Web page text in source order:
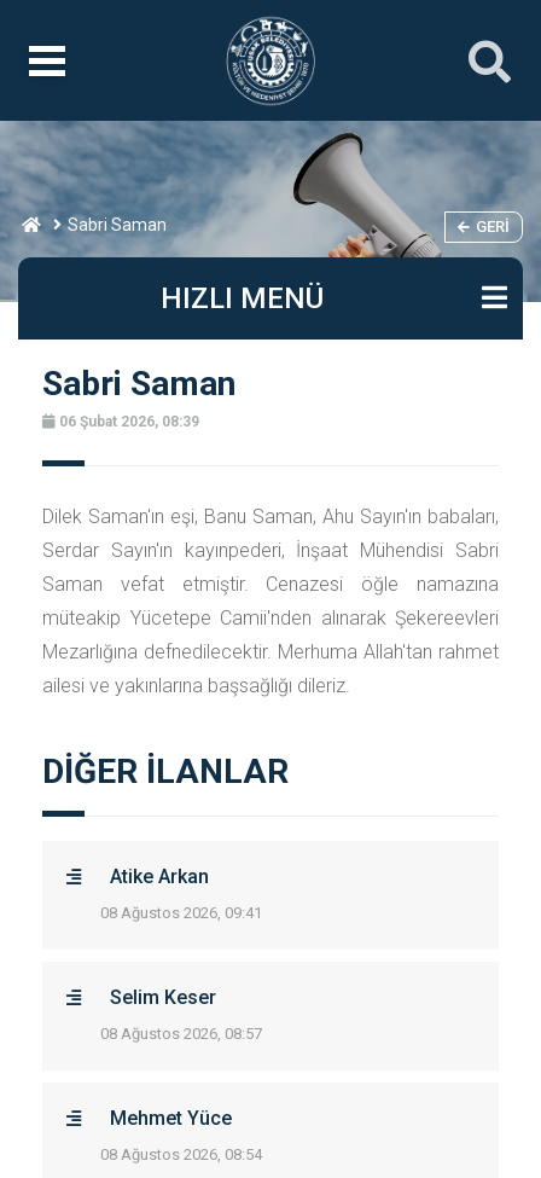
Sabri Saman GERI
HIZLI MENÜ
Sabri Saman
06 Şubat 2026, 08:39
Dilek Saman'ın eşi, Banu Saman, Ahu Sayın'ın babaları,
Serdar Sayın'ın kayınpederi, İnşaat Mühendisi Sabri
Saman vefat etmiştir. Cenazesi öğle namazına
müteakip Yücetepe Camii'nden alınarak Şekereevleri
Mezarlığına defnedilecektir. Merhuma Allah'tan rahmet
ailesi ve yakınlarına başsağlığı dileriz.
DİĞER İLANLAR
Atike Arkan
08 Ağustos 2026, 09:41
Selim Keser
08 Ağustos 2026, 08:57
Mehmet Yüce
08 Ağustos 2026, 08:54